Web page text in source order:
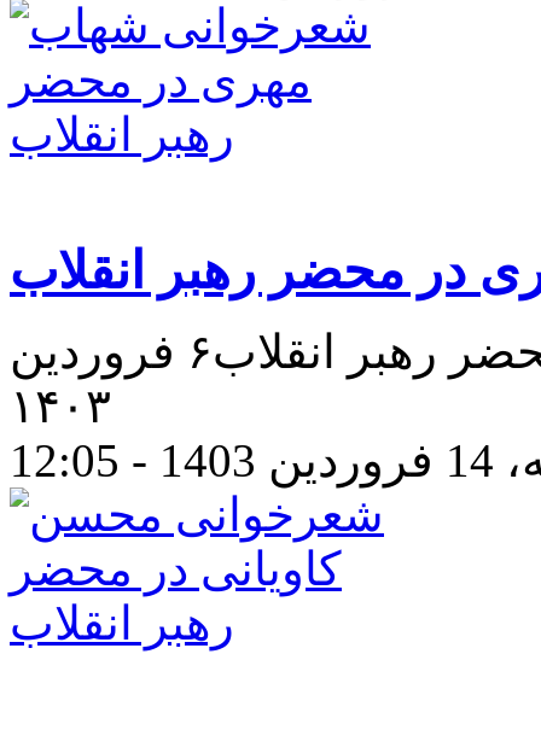
در محضر رهبر انقلاب
شعرخوانی شهاب مهری در محضر رهبر انقلاب۶ فروردین
۱۴۰۳